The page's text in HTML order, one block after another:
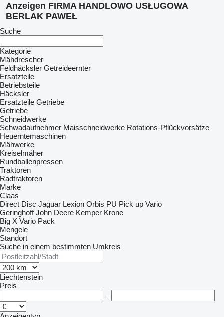
Anzeigen FIRMA HANDLOWO USŁUGOWA
BERLAK PAWEŁ
Suche
Kategorie
Mähdrescher
Feldhäcksler Getreideernter
Ersatzteile
Betriebsteile
Häcksler
Ersatzteile Getriebe
Getriebe
Schneidwerke
Schwadaufnehmer Maisschneidwerke Rotations-Pflückvorsätze
Heuerntemaschinen
Mähwerke
Kreiselmäher
Rundballenpressen
Traktoren
Radtraktoren
Marke
Claas
Direct Disc Jaguar Lexion Orbis PU Pick up Vario
Geringhoff John Deere Kemper Krone
Big X Vario Pack
Mengele
Standort
Suche in einem bestimmten Umkreis
Liechtenstein
Preis
–